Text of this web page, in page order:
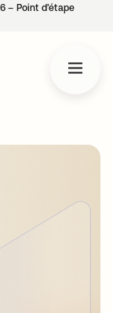
– Point d’étape